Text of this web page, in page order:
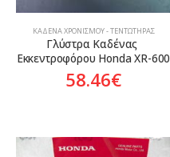
ΚΑΔΈΝΑ ΧΡΟΝΙΣΜΟΎ - ΤΕΝΤΩΤΉΡΑΣ
Γλύστρα Καδένας
Εκκεντροφόρου Honda XR-600
58.46€